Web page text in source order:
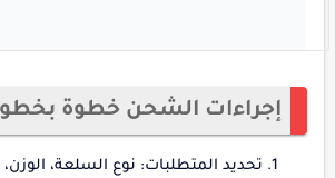
إجراءات الشحن خطوة
تحديد المتطلبات: نوع السلعة، الوزن،